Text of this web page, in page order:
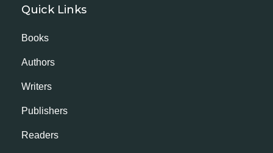
Quick Links
Books
Authors
Writers
Publishers
Readers